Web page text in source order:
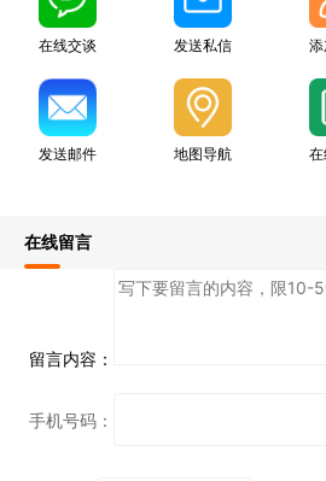
在线交谈 发送私信
发送邮件 地图导航
在线留言
留言内容：
手机号码：